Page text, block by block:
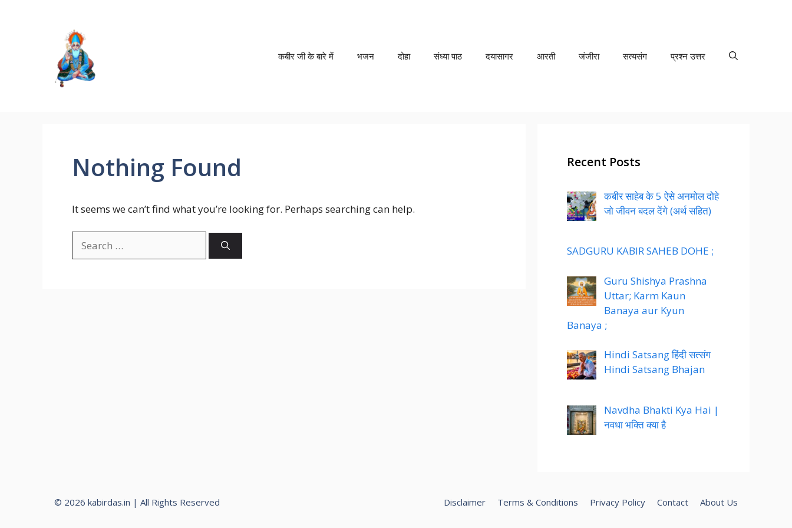
कबीर जी के बारे में भजन दोहा संध्या पाठ दयासागर आरती जंजीरा सत्यसंग प्रश्न उत्तर
Nothing Found
It seems we can’t find what you’re looking for. Perhaps searching can help.
for:
Recent Posts
कबीर साहेब के 5 ऐसे अनमोल दोहे
जो जीवन बदल देंगे (अर्थ सहित)
SADGURU KABIR SAHEB DOHE ;
Guru Shishya Prashna
Uttar; Karm Kaun
Banaya aur Kyun
Banaya ;
Hindi Satsang हिंदी सत्संग
Hindi Satsang Bhajan
Navdha Bhakti Kya Hai |
नवधा भक्ति क्या है
Disclaimer Terms & Conditions Privacy Policy Contact About Us